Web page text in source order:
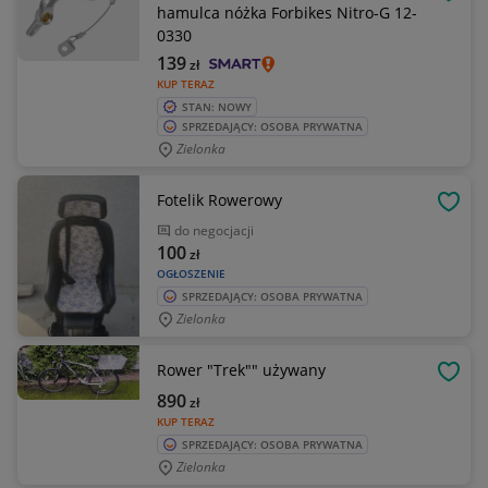
hamulca nóżka Forbikes Nitro-G 12-
0330
KUP TERAZ
139zł
STAN: NOWY
SPRZEDAJĄCY: OSOBA PRYWATNA
Zielonka
Fotelik Rowerowy
do negocjacji
OGŁOSZENIE
100zł
SPRZEDAJĄCY: OSOBA PRYWATNA
Zielonka
Rower "Trek"" używany
KUP TERAZ
890zł
SPRZEDAJĄCY: OSOBA PRYWATNA
Zielonka